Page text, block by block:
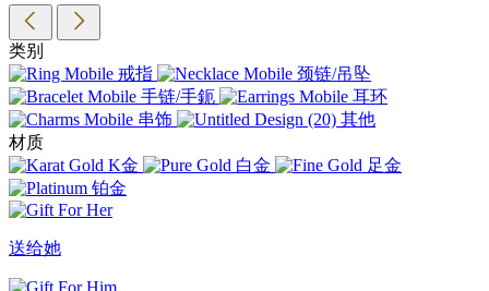
类别
戒指
颈链/吊坠
手链/手鈪
耳环
串饰
其他
材质
K金
白金
足金
铂金
送给她